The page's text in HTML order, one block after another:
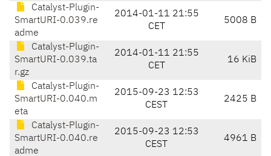
Catalyst-Plugin-
SmartURI-0.039.re
adme
2014-01-11 21:55
CET
5008 B
Catalyst-Plugin-
SmartURI-0.039.ta
r.gz
2014-01-11 21:55
CET
16 KiB
Catalyst-Plugin-
SmartURI-0.040.m
eta
2015-09-23 12:53
CEST
2425 B
Catalyst-Plugin-
SmartURI-0.040.re
adme
2015-09-23 12:53
CEST
4961 B